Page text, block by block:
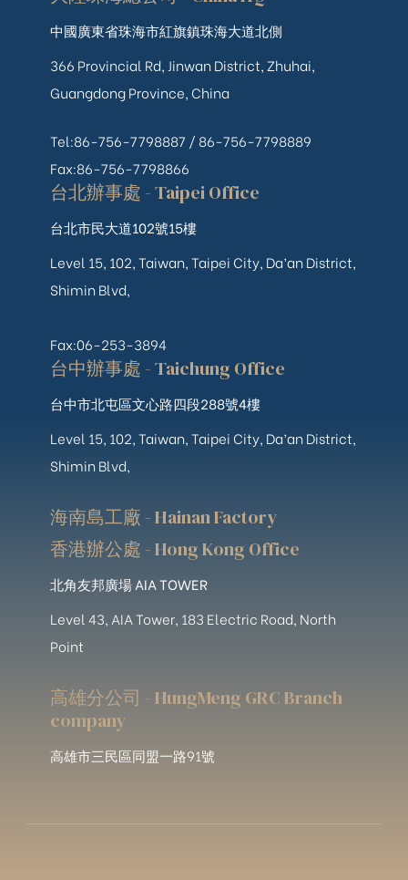
中國廣東省珠海市紅旗鎮珠海大道北側
366 Provincial Rd, Jinwan District, Zhuhai,
Guangdong Province, China
Tel:86-756-7798887 / 86-756-7798889
Fax:86-756-7798866
台北辦事處 - Taipei Office
台北市民大道102號15樓
Level 15, 102, Taiwan, Taipei City, Da’an District,
Shimin Blvd,
Fax:06-253-3894
台中辦事處 - Taichung Office
台中市北屯區文心路四段288號4樓
Level 15, 102, Taiwan, Taipei City, Da’an District,
Shimin Blvd,
海南島工廠 - Hainan Factory
香港辦公處 - Hong Kong Office
北角友邦廣場 AIA TOWER
Level 43, AIA Tower, 183 Electric Road, North
Point
高雄分公司 - HungMeng GRC Branch
company
高雄市三民區同盟一路91號